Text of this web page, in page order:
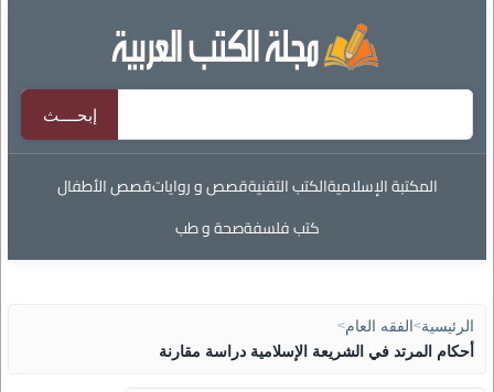
المكتبة الإسلاميةالكتب التقنيةقصص و رواياتقصص الأطفال
كتب فلسفةصحة و طب
الرئيسية> الفقه العام>
أحكام المرتد في الشريعة الإسلامية دراسة مقارنة